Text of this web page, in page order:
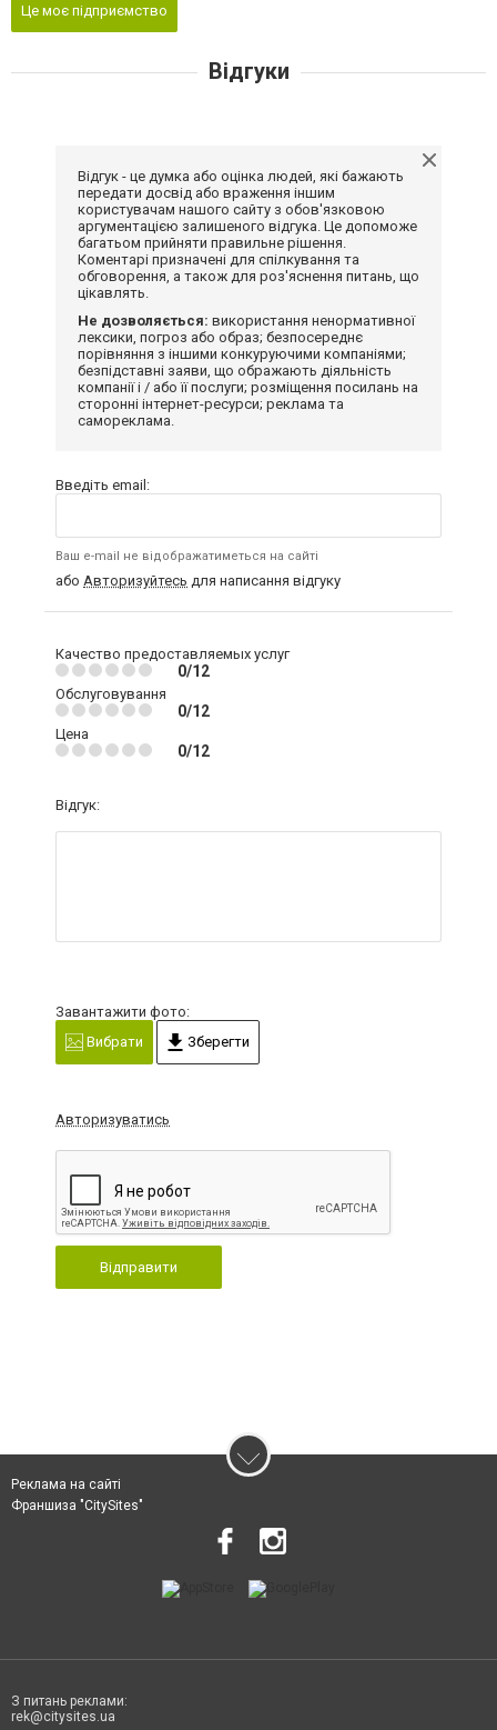
Це моє підприємство
Відгуки
Відгук - це думка або оцінка людей, які бажають
передати досвід або враження іншим
користувачам нашого сайту з обов'язковою
аргументацією залишеного відгука. Це допоможе
багатьом прийняти правильне рішення.
Коментарі призначені для спілкування та
обговорення, а також для роз'яснення питань, що
цікавлять.
Не дозволяється: використання ненормативної
лексики, погроз або образ; безпосереднє
порівняння з іншими конкуруючими компаніями;
безпідставні заяви, що ображають діяльність
компанії і / або її послуги; розміщення посилань на
сторонні інтернет-ресурси; реклама та
самореклама.
Введіть email:
Ваш e-mail не відображатиметься на сайті
або Авторизуйтесь для написання відгуку
Качество предоставляемых услуг
0/12
Обслуговування
0/12
Цена
0/12
Відгук:
Завантажити фото:
Вибрати
Зберегти
Авторизуватись
Відправити
Реклама на сайті
Франшиза "CitySites"
З питань реклами:
rek@citysites.ua